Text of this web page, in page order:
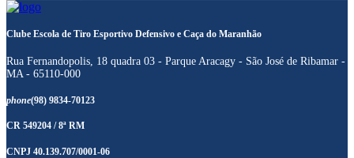
Clube Escola de Tiro Esportivo Defensivo e Caça do Maranhão
Rua Fernandopolis, 18 quadra 03 - Parque Aracagy - São José de Ribamar -
MA - 65110-000
phone(98) 9834-70123
CR 549204 / 8ª RM
CNPJ 40.139.707/0001-06